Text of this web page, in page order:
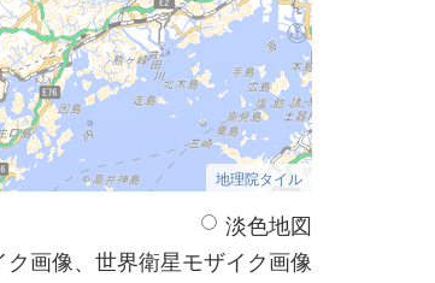
地理院タイル
淡色地図
画像、世界衛星モザイク画像